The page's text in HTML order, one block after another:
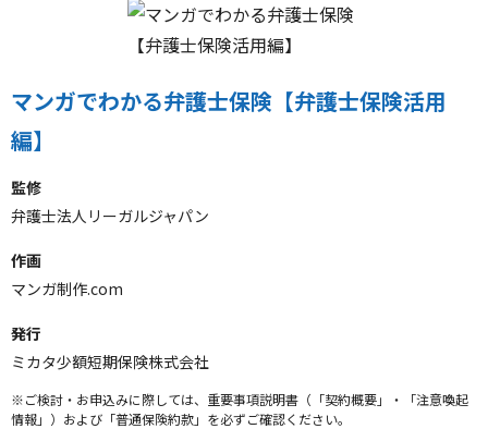
マンガでわかる弁護士保険【弁護士保険活用
編】
監修
弁護士法人リーガルジャパン
作画
マンガ制作.com
発行
ミカタ少額短期保険株式会社
※ご検討・お申込みに際しては、重要事項説明書（「契約概要」・「注意喚起
情報」）および「普通保険約款」を必ずご確認ください。